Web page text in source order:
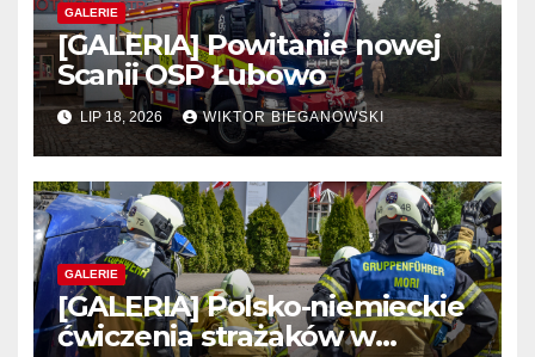
GALERIE
[GALERIA] Powitanie nowej
Scanii OSP Łubowo
LIP 18, 2026 WIKTOR BIEGANOWSKI
GALERIE
[GALERIA] Polsko-niemieckie
ćwiczenia strażaków w